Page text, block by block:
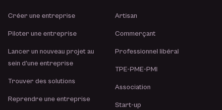
Créer une entreprise
Piloter une entreprise
Lancer un nouveau projet au
sein d’une entreprise
Trouver des solutions
Reprendre une entreprise
Artisan
Commerçant
Professionnel libéral
TPE-PME-PMI
Association
Start-up